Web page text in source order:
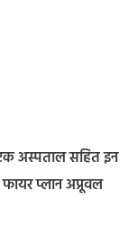
अस्पताल सहित इन
प्लान अप्रूवल